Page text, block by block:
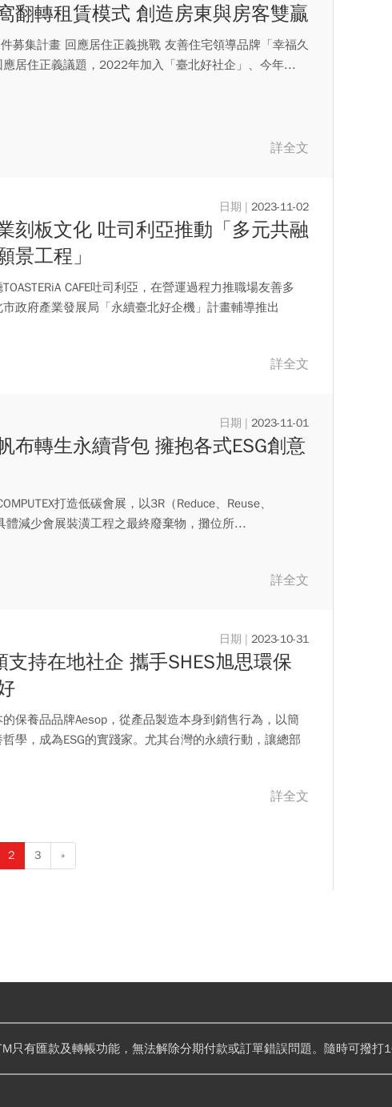
翻轉租賃模式 創造房東與房客雙贏
件募集計畫 回應居住正義挑戰 友善住宅領導品牌「幸福久
應居住正義議題，2022年加入「臺北好社企」、今年...
詳全文
2023-11-02
刻板文化 吐司利亞推動「多元共融
景工程」
CAFE吐司利亞，在營運過程力推職場友善多
政府產業發展局「永續臺北好企機」計畫輔導推出
詳全文
2023-11-01
布轉生永續背包 擁抱各式ESG創意
打造低碳會展，以3R（Reduce、Reuse、
體減少會展裝潢工程之最終廢棄物，攤位所...
詳全文
2023-10-31
支持在地社企 攜手SHES旭思環保
保養品品牌Aesop，從產品製造本身到銷售行為，以簡
學，成為ESG的實踐家。尤其台灣的永續行動，讓總部
詳全文
2 3 »
只有匯款及轉帳功能，無法解除分期付款或訂單錯誤問題。隨時可撥打